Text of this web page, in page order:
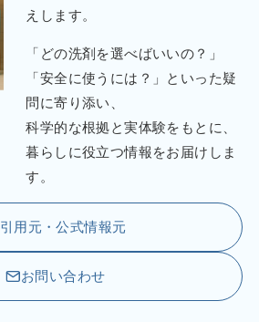
えします。
「どの洗剤を選べばいいの？」
「安全に使うには？」といった疑
問に寄り添い、
科学的な根拠と実体験をもとに、
暮らしに役立つ情報をお届けしま
す。
引用元・公式情報元
お問い合わせ